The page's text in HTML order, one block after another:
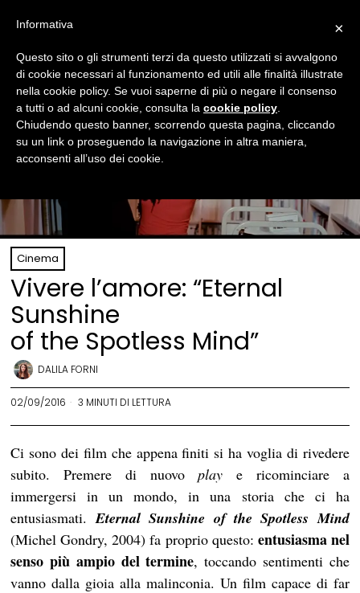
Cinema
Vivere l’amore: “Eternal
Sunshine
of the Spotless Mind”
DALILA FORNI
02/09/2016 3 MINUTI DI LETTURA
Ci sono dei film che appena finiti si ha voglia di rivedere
subito. Premere di nuovoplay e ricominciare a
immergersi in un mondo, in una storia che ci ha
entusiasmati.Eternal Sunshine of the Spotless Mind
(Michel Gondry, 2004) fa proprio questo: entusiasma nel
senso più ampio del termine, toccando sentimenti che
vanno dalla gioia alla malinconia. Un film capace di far
×
Informativa
Questo sito o gli strumenti terzi da questo utilizzati si avvalgono
di cookie necessari al funzionamento ed utili alle finalità illustrate
nella cookie policy. Se vuoi saperne di più o negare il consenso
a tutti o ad alcuni cookie, consulta la cookie policy
Chiudendo questo banner, scorrendo questa pagina, cliccando
su un link o proseguendo la navigazione in altra maniera,
acconsenti all’uso dei cookie.